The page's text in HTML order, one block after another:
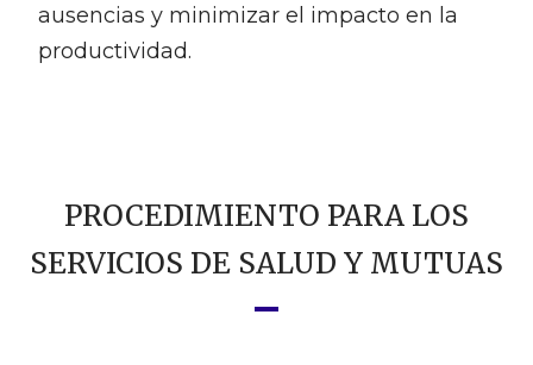
ausencias y minimizar el impacto en la
productividad.
PROCEDIMIENTO PARA LOS
SERVICIOS DE SALUD Y MUTUAS